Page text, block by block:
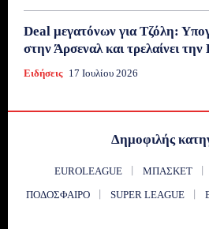
Deal μεγατόνων για Τζόλη:
στην Άρσεναλ και τρελαίνει
Ειδήσεις 17 Ιουλίου 2026
Δημοφιλής
EUROLEAGUE ΜΠΆΣΚΕΤ
ΠΟΔΌΣΦΑΙΡΟ
SUPER LEAGUE